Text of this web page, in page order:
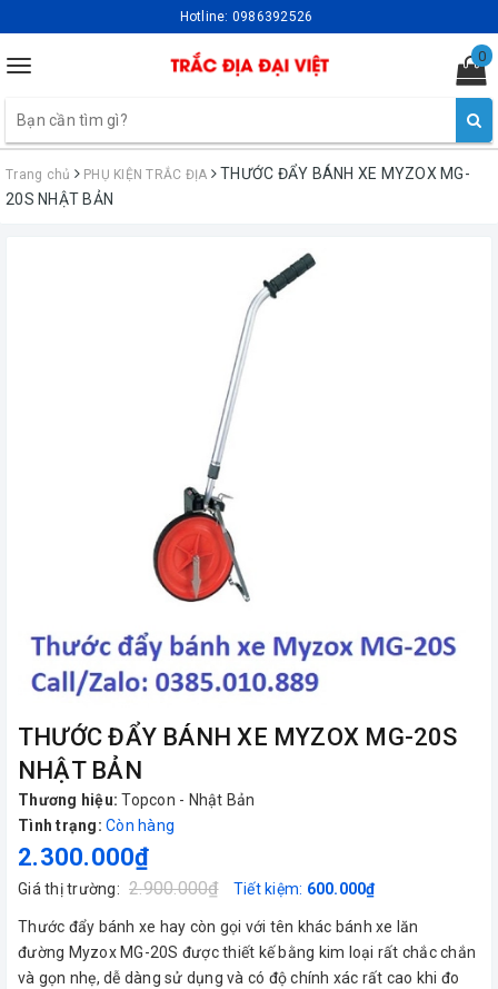
Hotline: 0986392526
Toggle
0
Trang chủ PHỤ KIỆN TRẮC ĐỊA
THƯỚC ĐẨY BÁNH XE MYZOX MG-
20S NHẬT BẢN
THƯỚC ĐẨY BÁNH XE MYZOX MG-20S
NHẬT BẢN
Thương hiệu: Topcon - Nhật Bản
Tình trạng: Còn hàng
2.300.000₫
Giá thị trường: 2.900.000₫ Tiết kiệm: 600.000₫
Thước đẩy bánh xe hay còn gọi với tên khác bánh xe lăn
đường Myzox MG-20S được thiết kế bằng kim loại rất chắc chắn
và gọn nhẹ, dễ dàng sử dụng và có độ chính xác rất cao khi đo